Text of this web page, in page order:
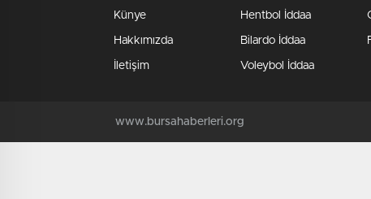
Künye
Hakkımızda
İletişim
Hentbol İddaa
Bilardo İddaa
Voleybol İddaa
www.bursahaberleri.org